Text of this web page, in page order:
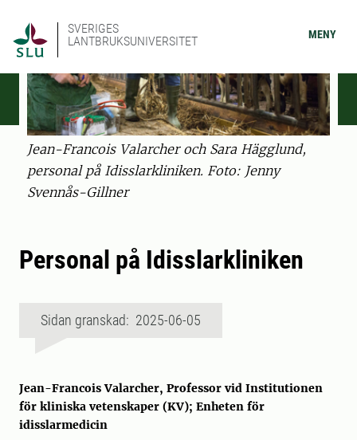
SVERIGES
LANTBRUKSUNIVERSITET
MENY
Jean-Francois Valarcher och Sara Hägglund,
personal på Idisslarkliniken. Foto: Jenny
Svennås-Gillner
Personal på Idisslarkliniken
Sidan granskad: 2025-06-05
Jean-Francois Valarcher, Professor vid Institutionen
för kliniska vetenskaper (KV); Enheten för
idisslarmedicin